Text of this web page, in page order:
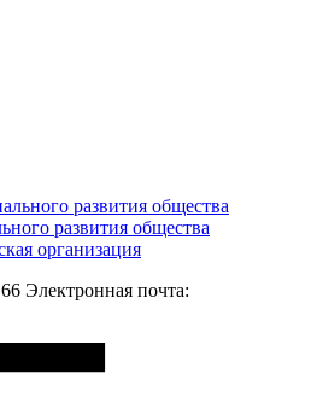
развития общества
организация
Электронная почта: